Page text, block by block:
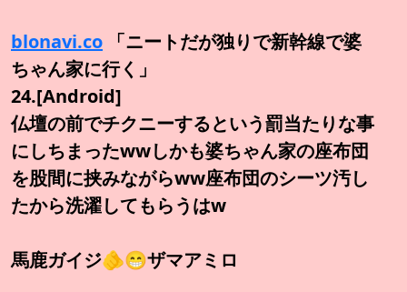
blonavi.co 「ニートだが独りで新幹線で婆
ちゃん家に行く」
24.[Android]
仏壇の前でチクニーするという罰当たりな事
にしちまったwwしかも婆ちゃん家の座布団
を股間に挟みながらww座布団のシーツ汚し
たから洗濯してもらうはw
馬鹿ガイジ🫵😁ザマアミロ